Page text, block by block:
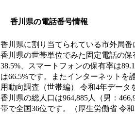
香川県の電話番号情報
香川県に割り当てられている市外局番
香川県の世帯単位でみた固定電話の
38.5%、スマートフォンの保有率は
は66.5%です。またインターネットを
用動向調査（世帯編） 令和4年データ
香川県の総人口は964,885人（男：
帯で全国36位です。（厚生労働省 令